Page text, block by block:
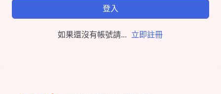
登入
如果還沒有帳號請... 立即註冊